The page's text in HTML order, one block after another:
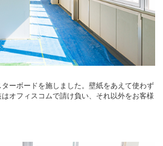
ーボードを施しました。壁紙をあえて使わず
オフィスコムで請け負い、それ以外をお客様